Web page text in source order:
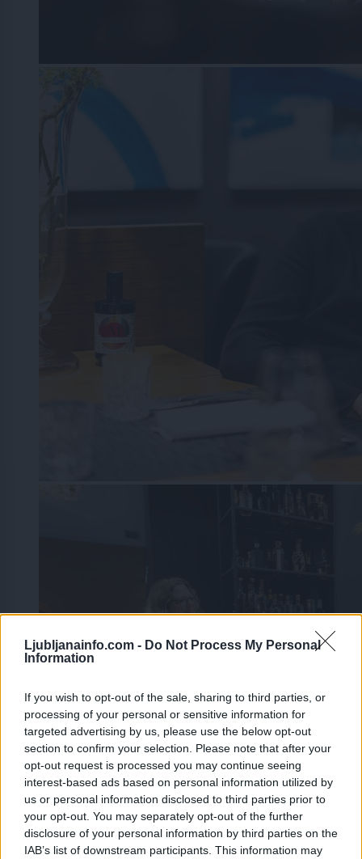
Ljubljanainfo.com - Do Not Process My Personal
Information
If you wish to opt-out of the sale, sharing to third parties, or
processing of your personal or sensitive information for
targeted advertising by us, please use the below opt-out
section to confirm your selection. Please note that after your
opt-out request is processed you may continue seeing
interest-based ads based on personal information utilized by
us or personal information disclosed to third parties prior to
your opt-out. You may separately opt-out of the further
disclosure of your personal information by third parties on the
IAB’s list of downstream participants. This information may